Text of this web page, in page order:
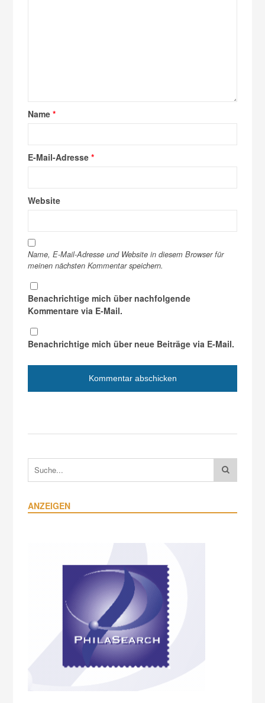
Name*
E-Mail-Adresse*
Website
Name, E-Mail-Adresse und Website in diesem Browser für
meinen nächsten Kommentar speichern.
Benachrichtige mich über nachfolgende
Kommentare via E-Mail.
Benachrichtige mich über neue Beiträge via E-Mail.
ANZEIGEN